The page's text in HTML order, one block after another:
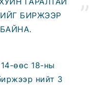
БИРЖЭЭР
өөс 18-ны
нийт 3